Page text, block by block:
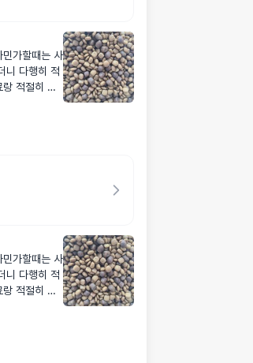
가할때는 사
니 다행히 적
적절히 섞
가할때는 사
니 다행히 적
적절히 섞